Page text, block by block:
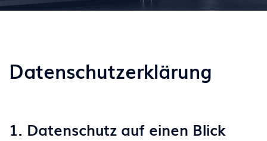
Datenschutzerklärung
1. Datenschutz auf einen Blick